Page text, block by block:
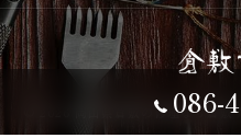
086-
© 2026 岡山県倉敷の修理なら倉